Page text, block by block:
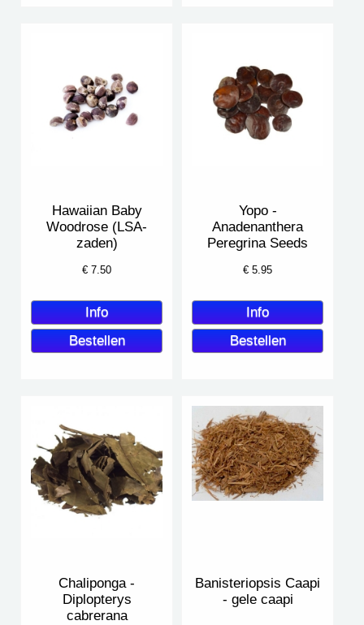
Hawaiian Baby
Woodrose (LSA-
zaden)
€7.50
Yopo -
Anadenanthera
Peregrina Seeds
€5.95
Chaliponga -
Diplopterys
cabrerana
Banisteriopsis Caapi
- gele caapi